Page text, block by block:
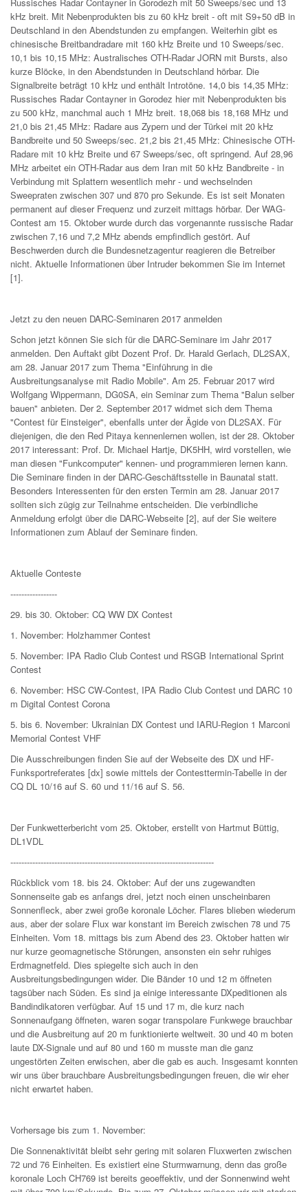
kHz breit. Mit Nebenprodukten bis zu 60 kHz breit - oft mit S9+50 dB in
Deutschland in den Abendstunden zu empfangen. Weiterhin gibt es
chinesische Breitbandradare mit 160 kHz Breite und 10 Sweeps/sec.
10,1 bis 10,15 MHz: Australisches OTH-Radar JORN mit Bursts, also
kurze Blöcke, in den Abendstunden in Deutschland hörbar. Die
Signalbreite beträgt 10 kHz und enthält Introtöne. 14,0 bis 14,35 MHz:
Russisches Radar Contayner in Gorodez hier mit Nebenprodukten bis
zu 500 kHz, manchmal auch 1 MHz breit. 18,068 bis 18,168 MHz und
21,0 bis 21,45 MHz: Radare aus Zypern und der Türkei mit 20 kHz
Bandbreite und 50 Sweeps/sec. 21,2 bis 21,45 MHz: Chinesische OTH-
Radare mit 10 kHz Breite und 67 Sweeps/sec, oft springend. Auf 28,96
MHz arbeitet ein OTH-Radar aus dem Iran mit 50 kHz Bandbreite - in
Verbindung mit Splattern wesentlich mehr - und wechselnden
Sweepraten zwischen 307 und 870 pro Sekunde. Es ist seit Monaten
permanent auf dieser Frequenz und zurzeit mittags hörbar. Der WAG-
Contest am 15. Oktober wurde durch das vorgenannte russische Radar
zwischen 7,16 und 7,2 MHz abends empfindlich gestört. Auf
Beschwerden durch die Bundesnetzagentur reagieren die Betreiber
nicht. Aktuelle Informationen über Intruder bekommen Sie im Internet
[1].
Jetzt zu den neuen DARC-Seminaren 2017 anmelden
Schon jetzt können Sie sich für die DARC-Seminare im Jahr 2017
anmelden. Den Auftakt gibt Dozent Prof. Dr. Harald Gerlach, DL2SAX,
am 28. Januar 2017 zum Thema "Einführung in die
Ausbreitungsanalyse mit Radio Mobile". Am 25. Februar 2017 wird
Wolfgang Wippermann, DG0SA, ein Seminar zum Thema "Balun selber
bauen" anbieten. Der 2. September 2017 widmet sich dem Thema
"Contest für Einsteiger", ebenfalls unter der Ägide von DL2SAX. Für
diejenigen, die den Red Pitaya kennenlernen wollen, ist der 28. Oktober
2017 interessant: Prof. Dr. Michael Hartje, DK5HH, wird vorstellen, wie
man diesen "Funkcomputer" kennen- und programmieren lernen kann.
Die Seminare finden in der DARC-Geschäftsstelle in Baunatal statt.
Besonders Interessenten für den ersten Termin am 28. Januar 2017
sollten sich zügig zur Teilnahme entscheiden. Die verbindliche
Anmeldung erfolgt über die DARC-Webseite [2], auf der Sie weitere
Informationen zum Ablauf der Seminare finden.
Aktuelle Conteste
-----------------
29. bis 30. Oktober: CQ WW DX Contest
1. November: Holzhammer Contest
5. November: IPA Radio Club Contest und RSGB International Sprint
Contest
6. November: HSC CW-Contest, IPA Radio Club Contest und DARC 10
m Digital Contest Corona
5. bis 6. November: Ukrainian DX Contest und IARU-Region 1 Marconi
Memorial Contest VHF
Die Ausschreibungen finden Sie auf der Webseite des DX und HF-
Funksportreferates [dx] sowie mittels der Contesttermin-Tabelle in der
CQ DL 10/16 auf S. 60 und 11/16 auf S. 56.
Der Funkwetterbericht vom 25. Oktober, erstellt von Hartmut Büttig,
DL1VDL
--------------------------------------------------------------------------
Rückblick vom 18. bis 24. Oktober: Auf der uns zugewandten
Sonnenseite gab es anfangs drei, jetzt noch einen unscheinbaren
Sonnenfleck, aber zwei große koronale Löcher. Flares blieben wiederum
aus, aber der solare Flux war konstant im Bereich zwischen 78 und 75
Einheiten. Vom 18. mittags bis zum Abend des 23. Oktober hatten wir
nur kurze geomagnetische Störungen, ansonsten ein sehr ruhiges
Erdmagnetfeld. Dies spiegelte sich auch in den
Ausbreitungsbedingungen wider. Die Bänder 10 und 12 m öffneten
tagsüber nach Süden. Es sind ja einige interessante DXpeditionen als
Bandindikatoren verfügbar. Auf 15 und 17 m, die kurz nach
Sonnenaufgang öffneten, waren sogar transpolare Funkwege brauchbar
und die Ausbreitung auf 20 m funktionierte weltweit. 30 und 40 m boten
laute DX-Signale und auf 80 und 160 m musste man die ganz
ungestörten Zeiten erwischen, aber die gab es auch. Insgesamt konnten
wir uns über brauchbare Ausbreitungsbedingungen freuen, die wir eher
nicht erwartet haben.
Vorhersage bis zum 1. November:
Die Sonnenaktivität bleibt sehr gering mit solaren Fluxwerten zwischen
72 und 76 Einheiten. Es existiert eine Sturmwarnung, denn das große
koronale Loch CH769 ist bereits geoeffektiv, und der Sonnenwind weht